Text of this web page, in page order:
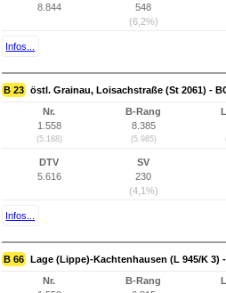
8.844
548
(6,2%)
Infos...
B 23 östl. Grainau, Loisachstraße (St 2061) -
Nr.
1.558
(5.188)
B-Rang
8.385
(5.985)
DTV
5.616
SV
230
(4,1%)
Infos...
B 66 Lage (Lippe)-Kachtenhausen (L 945/K 3)
Nr.
B-Rang